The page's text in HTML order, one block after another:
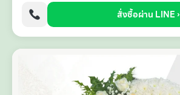
สั่งซื้อผ่าน LINE ›